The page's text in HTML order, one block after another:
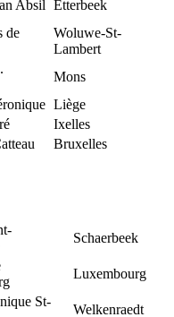
Absil Etterbeek
de
Woluwe-St-
Lambert
Mons
Liège
Ixelles
Bruxelles
Schaerbeek
Luxembourg
St-
Welkenraedt